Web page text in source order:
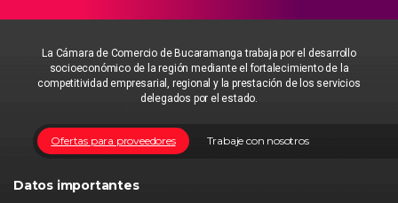
La Cámara de Comercio de Bucaramanga trabaja por el desarrollo
socioeconómico de la región mediante el fortalecimiento de la
competitividad empresarial, regional y la prestación de los servicios
delegados por el estado.
Trabaje con nosotros
Ofertas para proveedores
Datos importantes